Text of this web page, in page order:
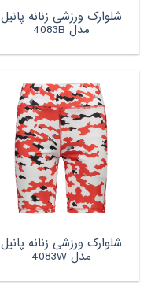
شلوارک ورزشی زنانه پانیل
مدل 4083B
شلوارک ورزشی زنانه پانیل
مدل 4083W